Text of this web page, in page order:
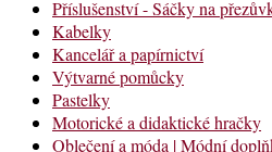
Příslušenství - Sáčky na
Kabelky
Kancelář a papírnictví
Výtvarné pomůcky
Pastelky
Motorické a didaktické hračky
Oblečení a móda | Módní